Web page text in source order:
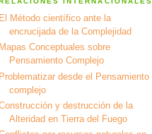
El Método científico ante la
encrucijada de la Complejidad
Mapas Conceptuales sobre
Pensamiento Complejo
Problematizar desde el Pensamiento
complejo
y destrucción de la
Alteridad en Tierra del Fuego